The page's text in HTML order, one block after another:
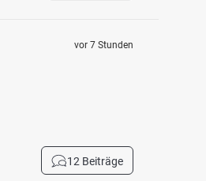
vor 7 Stunden
12 Beiträge